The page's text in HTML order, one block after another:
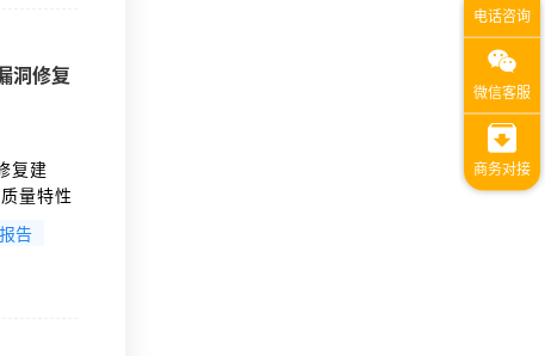
洞修复
复建
量特性
。作
到合
告